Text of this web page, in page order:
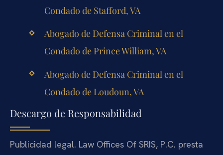
Condado de Stafford, VA
Abogado de Defensa Criminal en el
Condado de Prince William, VA
Abogado de Defensa Criminal en el
Condado de Loudoun, VA
Descargo de Responsabilidad
Publicidad legal. Law Offices Of SRIS, P.C. presta